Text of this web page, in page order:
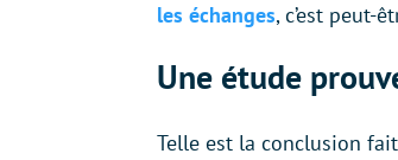
les échanges, c’est peut-
Une étude
Telle est la conclusion